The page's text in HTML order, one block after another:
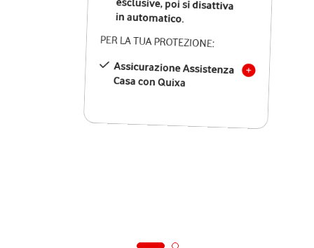
in automatico.
PER LA TUA PROTEZIONE:
Assicurazione Assistenza
Casa con Quixa